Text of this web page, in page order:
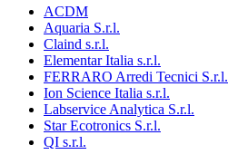
ACDM
Aquaria S.r.l.
Claind s.r.l.
Elementar Italia s.r.l.
FERRARO Arredi Tecnici S.r.l.
Ion Science Italia s.r.l.
Labservice Analytica S.r.l.
Star Ecotronics S.r.l.
QI s.r.l.